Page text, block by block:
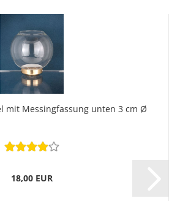
mit Messingfassung unten 3 cm Ø
18,00 EUR